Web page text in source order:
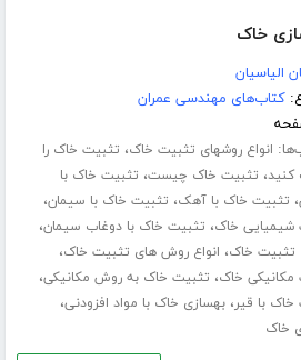
خاک
الیاسیان
کتاب‌های مهندسی عمران
انواع روشهای تثبیت خاک، تثبیت خاک را
کنید، تثبیت خاک چیست، تثبیت خاک با
، تثبیت خاک با آهک، تثبیت خاک با سیمان،
شیمیایی خاک، تثبیت خاک با دوغاب سیمان،
تثبیت خاک، انواع روش های تثبیت خاک،
مکانیکی خاک، تثبیت خاک به روش مکانیکی،
با قیر،بهسازی خاک با مواد افزودنی،
خاک